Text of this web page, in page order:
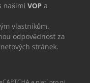
našimi VOP a
vlastníkům.
odpovědnost za
stránek.